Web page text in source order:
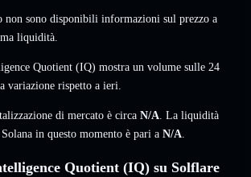
non sono disponibili informazioni sul prezzo a
liquidità.
Quotient (IQ) mostra un volume sulle 24
variazione rispetto a ieri.
di mercato è circa N/A. La liquidità
in questo momento è pari a N/A.
Quotient (IQ) su Solflare